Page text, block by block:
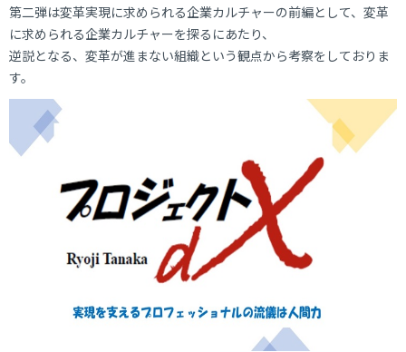
第二弾は変革実現に求められる企業カルチャーの前編として、変革
に求められる企業カルチャーを探るにあたり、
逆説となる、変革が進まない組織という観点から考察をしておりま
す。